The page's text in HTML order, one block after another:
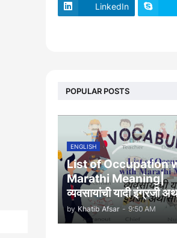
LinkedIn
POPULAR POSTS
ENGLISH
List of Occupation
Marathi Meaning|
व्यवसायांची यादी इंग्रजी
by Khatib Afsar - 9:50 AM